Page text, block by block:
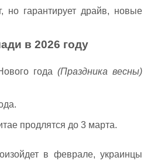
но гарантирует драйв, новые
в 2026 году
года(Праздника весны)
продлятся до 3 марта.
в феврале, украинцы